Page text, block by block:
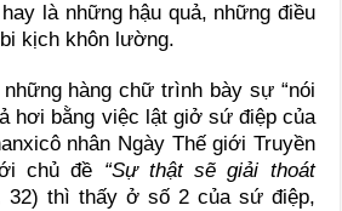
là những hậu quả, những điều
kịch khôn lường.
hàng chữ trình bày sự “nói
hơi bằng việc lật giở sứ điệp của
nhân Ngày Thế giới Truyền
chủ đề “Sự thật sẽ giải thoát
thì thấy ở số 2 của sứ điệp,